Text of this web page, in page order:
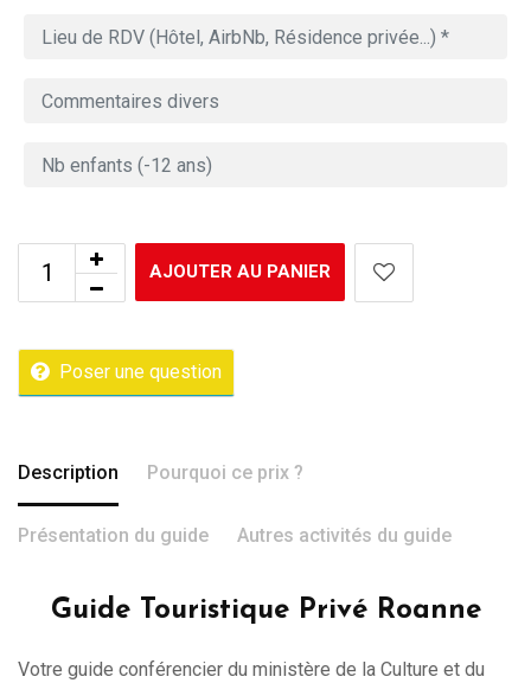
AJOUTER AU PANIER
Poser une question
Description Pourquoi ce prix ?
Présentation du guide Autres activités du guide
Guide Touristique Privé Roanne
Votre guide conférencier du ministère de la Culture et du